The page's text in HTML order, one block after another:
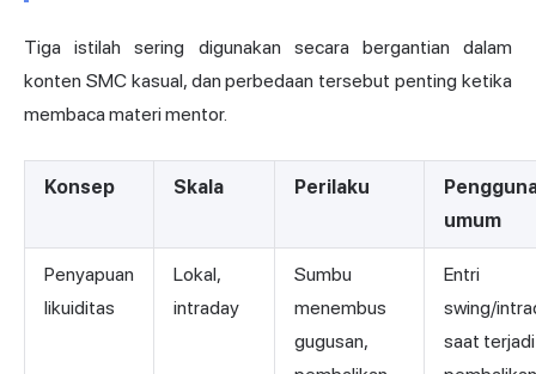
Tiga istilah sering digunakan secara bergantian dalam
konten SMC kasual, dan perbedaan tersebut penting ketika
membaca materi mentor.
Konsep Skala Perilaku
umum
Penyapuan
likuiditas
Lokal,
intraday
Sumbu
menembus
gugusan,
Entri
swing/
saat terjadi